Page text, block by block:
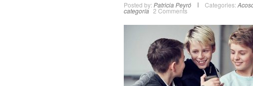
Posted by: Patricia Peyró Categories:
categoría 2 Comments